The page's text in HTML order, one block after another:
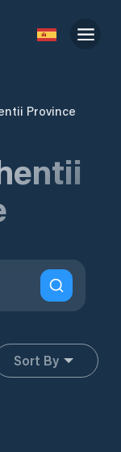
Province
Sort By